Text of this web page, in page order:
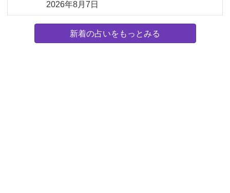
2026年8月7日
新着の占いをもっとみる